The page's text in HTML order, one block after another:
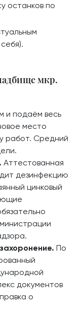
останков по
мкр.
и подаём весь
место
работ. Средний
Аттестованная
дезинфекцию
цинковый
По
документов
о